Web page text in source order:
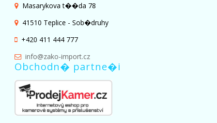
Masarykova t��da 78
41510 Teplice - Sob�druhy
+420 411 444 777
info@zako-import.cz
Obchodn� partne�i